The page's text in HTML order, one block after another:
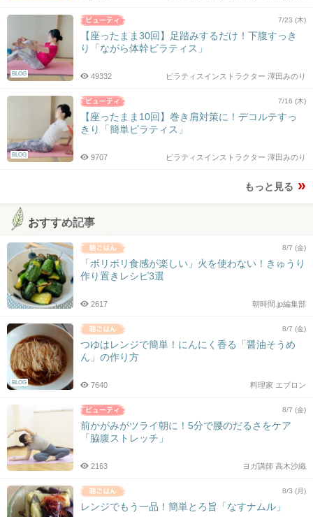
BLOG
7/23 (木)
【座ったまま30回】足踏みするだけ！下腹すっき
り「ながら体幹ピラティス」
ピラティスインストラクター 澤田みのり
49332
BLOG
7/16 (木)
【座ったまま10回】巻き肩対策に！デコルテすっ
きり「簡単ピラティス」
ピラティスインストラクター 澤田みのり
9707
もっと見る
おすすめ記事
8/7 (金)
「ポリポリ食感が楽しい」火を使わない！きゅうり
作り置きレシピ3選
朝時間.jp編集部
2617
BLOG
8/7 (金)
つゆはレンジで簡単！にんにく香る「醤油そうめ
ん」の作り方
料理家 エプロン
7640
8/7 (金)
前かがみがツライ朝に！5分で腰のだるさをケア
「脇腹ストレッチ」
ヨガ講師 高木沙織
2163
8/3 (月)
レンジでもう一品！簡単とろ旨「なすナムル」